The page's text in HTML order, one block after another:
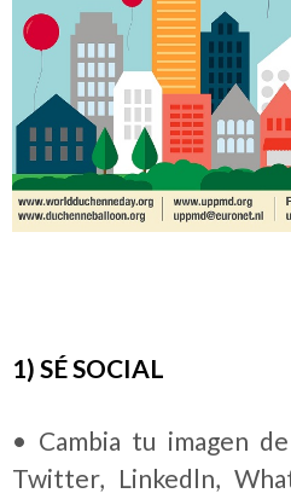
1) SÉ SOCIAL
• Cambia tu imagen
Twitter, Linkedln,